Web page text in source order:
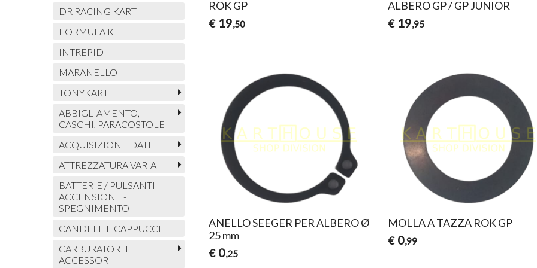
ROK GP
€ 19,50
ALBERO GP / GP JUNIOR
€ 19,95
ANELLO SEEGER PER ALBERO Ø
25 mm
€ 0,25
MOLLA A TAZZA ROK GP
€ 0,99
DR RACING KART
FORMULA K
INTREPID
MARANELLO
TONYKART
ABBIGLIAMENTO,
CASCHI, PARACOSTOLE
ACQUISIZIONE DATI
ATTREZZATURA VARIA
BATTERIE / PULSANTI
ACCENSIONE -
SPEGNIMENTO
CANDELE E CAPPUCCI
CARBURATORI E
ACCESSORI